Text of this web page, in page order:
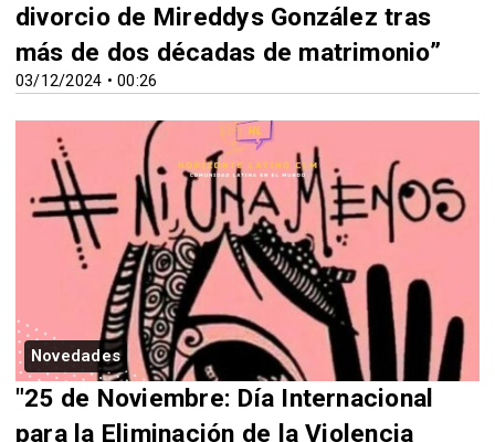
03/12/2024 • 00:26
divorcio de Mireddys González tras
más de dos décadas de matrimonio”
Novedades
"25 de Noviembre: Día Internacional
para la Eliminación de la Violencia